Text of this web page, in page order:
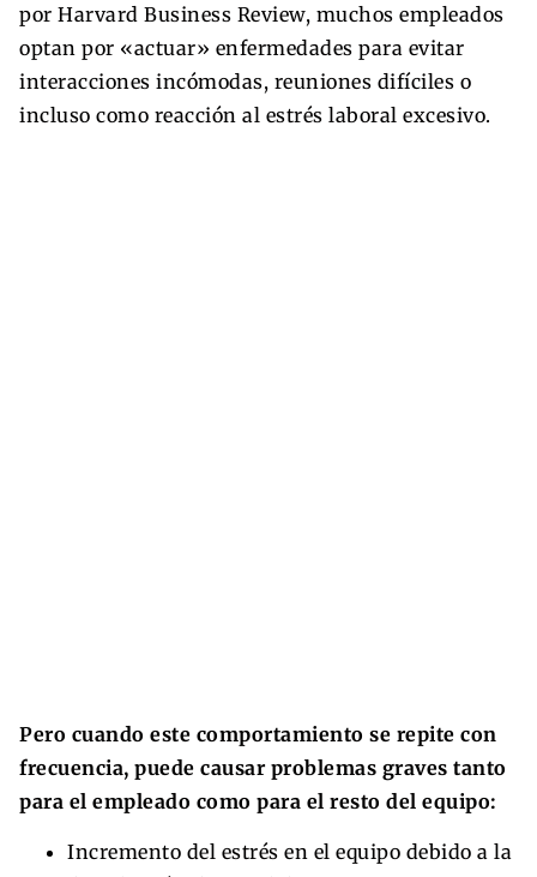
por Harvard Business Review, muchos empleados
optan por «actuar» enfermedades para evitar
interacciones incómodas, reuniones difíciles o
incluso como reacción al estrés laboral excesivo.
Pero cuando este comportamiento se repite con
frecuencia, puede causar problemas graves tanto
para el empleado como para el resto del equipo:
Incremento del estrés en el equipo debido a la